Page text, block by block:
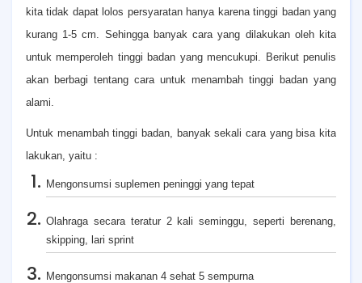
kita tidak dapat lolos persyaratan hanya karena tinggi badan yang
kurang 1-5 cm. Sehingga banyak cara yang dilakukan oleh kita
untuk memperoleh tinggi badan yang mencukupi. Berikut penulis
akan berbagi tentang cara untuk menambah tinggi badan yang
alami.
Untuk menambah tinggi badan, banyak sekali cara yang bisa kita
lakukan, yaitu :
Mengonsumsi suplemen peninggi yang tepat
Olahraga secara teratur 2 kali seminggu, seperti berenang,
skipping, lari sprint
Mengonsumsi makanan 4 sehat 5 sempurna